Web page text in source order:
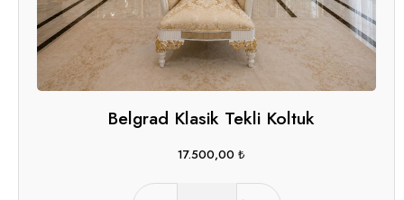
Belgrad Klasik Tekli Koltuk
17.500,00 ₺